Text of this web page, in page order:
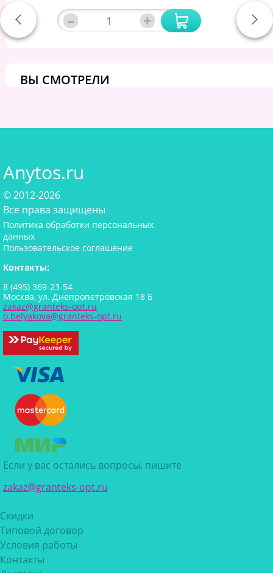
– +
ВЫ СМОТРЕЛИ
Anytos.ru
© 2012-2026
Все права защищены
Политика обработки персональных
данных
Пользовательское соглашение
Контакты:
8 (495) 369-23-54
Москва, ул. Днепропетровская 18 Б
zakaz@granteks-opt.ru
o.belyakova@granteks-opt.ru
Если у вас остались вопросы, пишите
zakaz@granteks-opt.ru
Скидки
Типовой договор
Условия работы
Контакты